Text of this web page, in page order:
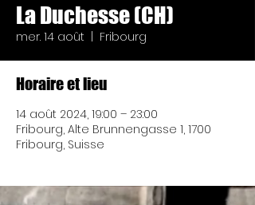
La Duchesse (CH)
mer. 14 août Fribourg
Horaire et lieu
14 août 2024, 19:00 – 23:00
Fribourg, Alte Brunnengasse 1, 1700
Fribourg, Suisse